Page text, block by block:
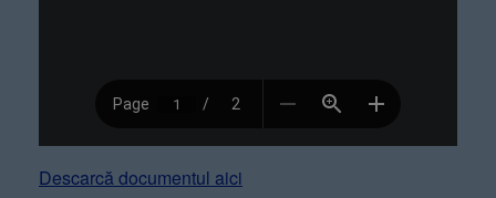
Descarcă documentul aici